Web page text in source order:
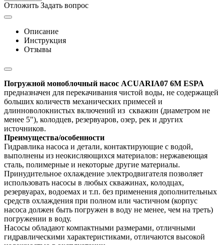
Отложить Задать вопрос
Описание
Инструкция
Отзывы
Погружной моноблочный насос ACUARIA07 6M ESPA
предназначен для перекачивания чистой воды, не содержащей
больших количеств механических примесей и
длинноволокнистых включений из скважин (диаметром не
менее 5"), колодцев, резервуаров, озер, рек и других
источников.
Преимущества/особенности
Гидравлика насоса и детали, контактирующие с водой,
выполнены из неокисляющихся материалов: нержавеющая
сталь, полимерные и некоторые другие материалы.
Принудительное охлаждение электродвигателя позволяет
использовать насосы в любых скважинах, колодцах,
резервуарах, водоемах и т.п. без применения дополнительных
средств охлаждения при полном или частичном (корпус
насоса должен быть погружен в воду не менее, чем на треть)
погружении в воду.
Насосы обладают компактными размерами, отличными
гидравлическими характеристиками, отличаются высокой